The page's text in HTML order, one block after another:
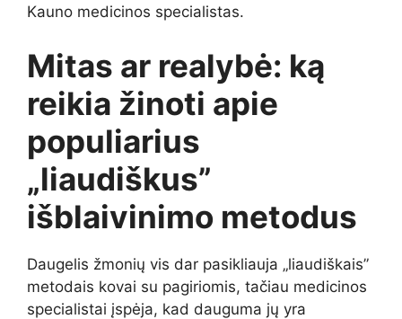
Kauno medicinos specialistas.
Mitas ar realybė: ką
reikia žinoti apie
populiarius
„liaudiškus”
išblaivinimo metodus
Daugelis žmonių vis dar pasikliauja „liaudiškais”
metodais kovai su pagiriomis, tačiau medicinos
specialistai įspėja, kad dauguma jų yra